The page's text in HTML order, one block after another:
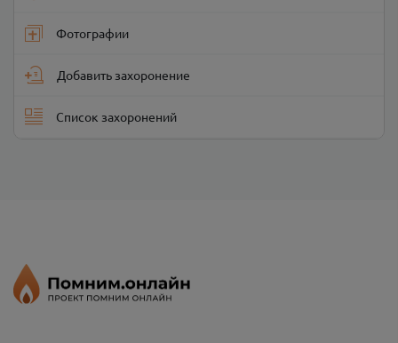
Фотографии
Добавить захоронение
Список захоронений